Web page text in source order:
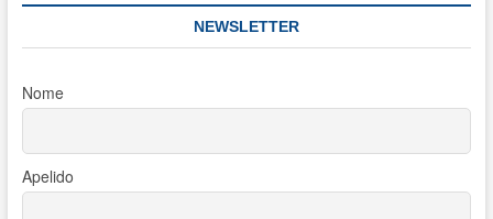
NEWSLETTER
Nome
Apelido